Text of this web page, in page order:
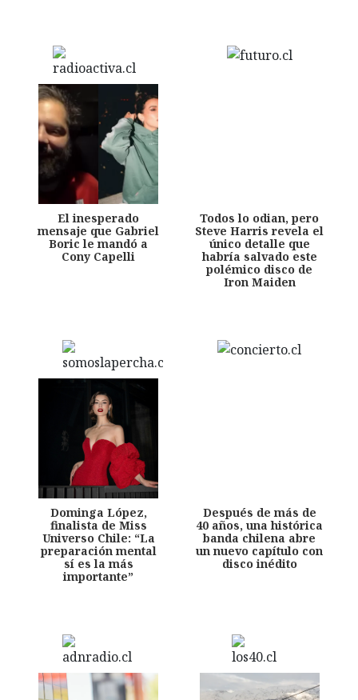
El inesperado
mensaje que Gabriel
Boric le mandó a
Cony Capelli
Todos lo odian, pero
Steve Harris revela el
único detalle que
habría salvado este
polémico disco de
Iron Maiden
Dominga López,
finalista de Miss
Universo Chile: “La
preparación mental
sí es la más
importante”
Después de más de
40 años, una histórica
banda chilena abre
un nuevo capítulo con
disco inédito